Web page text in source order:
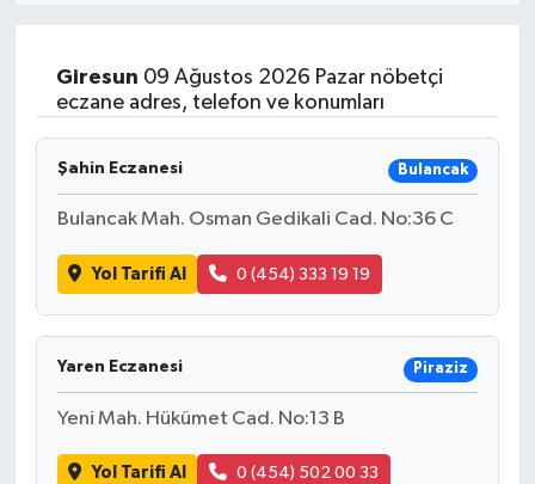
Giresun 09 Ağustos 2026 Pazar nöbetçi
eczane adres, telefon ve konumları
Şahin Eczanesi Bulancak
Bulancak Mah. Osman Gedikali Cad. No:36 C
Yol Tarifi Al 0 (454) 333 19 19
Yaren Eczanesi Piraziz
Yeni Mah. Hükümet Cad. No:13 B
Yol Tarifi Al 0 (454) 502 00 33